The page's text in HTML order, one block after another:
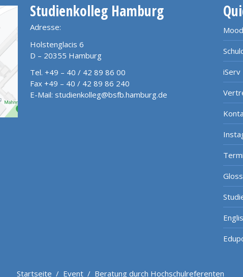
Studienkolleg Hamburg
Adresse:
Holstenglacis 6
D – 20355 Hamburg
Tel. +49 – 40 / 42 89 86 00
Fax +49 – 40 / 42 89 86 240
E-Mail: studienkolleg@bsfb.hamburg.de
iServ
Startseite / Event / Beratung durch Hochschulreferenten